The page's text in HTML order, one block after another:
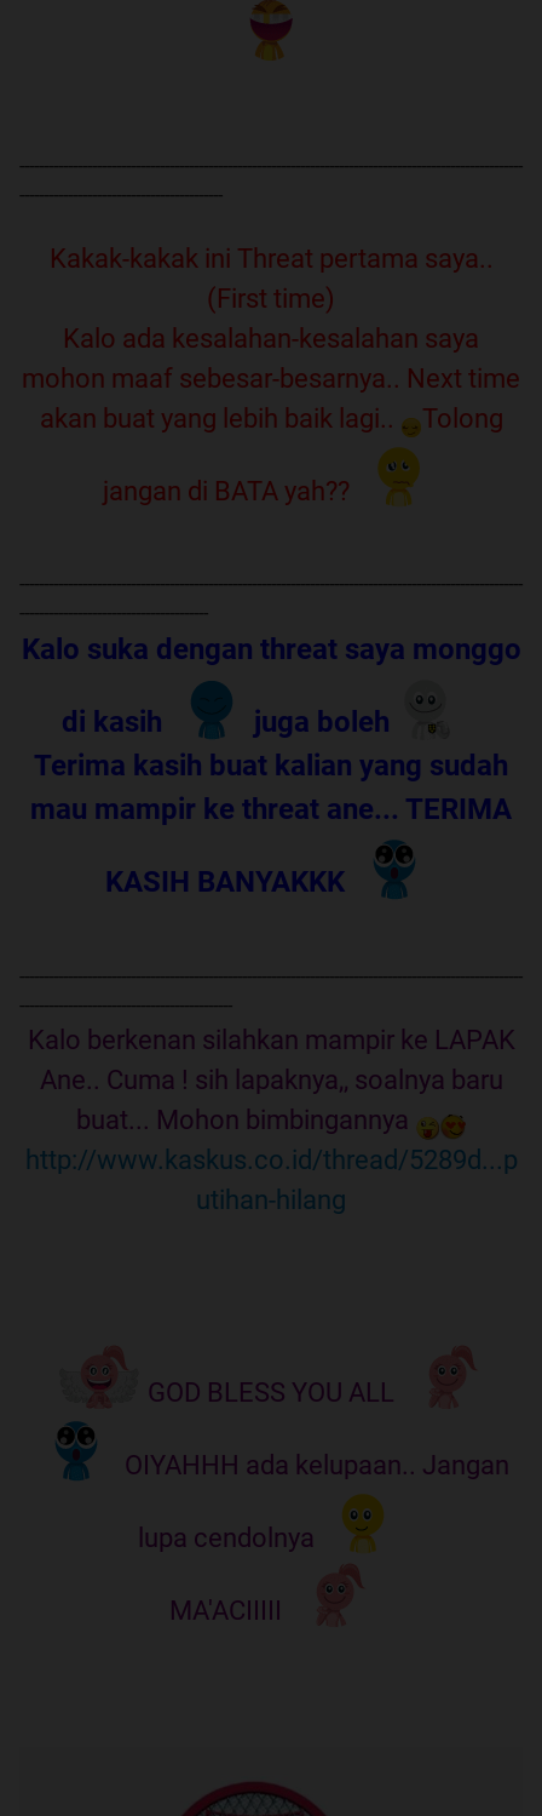
--------------------------------------------------------------------------------------------------------
------------------------------------------
Kakak-kakak ini Threat pertama saya..
(First time)
Kalo ada kesalahan-kesalahan saya
mohon maaf sebesar-besarnya.. Next time
akan buat yang lebih baik lagi..
Tolong
jangan di BATA yah??
--------------------------------------------------------------------------------------------------------
---------------------------------------
Kalo suka dengan threat saya monggo
di kasih
juga boleh
Terima kasih buat kalian yang sudah
mau mampir ke threat ane... TERIMA
KASIH BANYAKKK
--------------------------------------------------------------------------------------------------------
--------------------------------------------
Kalo berkenan silahkan mampir ke LAPAK
Ane.. Cuma ! sih lapaknya,, soalnya baru
buat... Mohon bimbingannya
http://www.kaskus.co.id/thread/5289d...p
utihan-hilang
GOD BLESS YOU ALL
OIYAHHH ada kelupaan.. Jangan
lupa cendolnya
MA'ACIIIII